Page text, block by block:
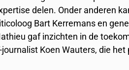
delen. Onder anderen
Bart Kerremans en
gaf inzichten in de
Koen Wauters, die